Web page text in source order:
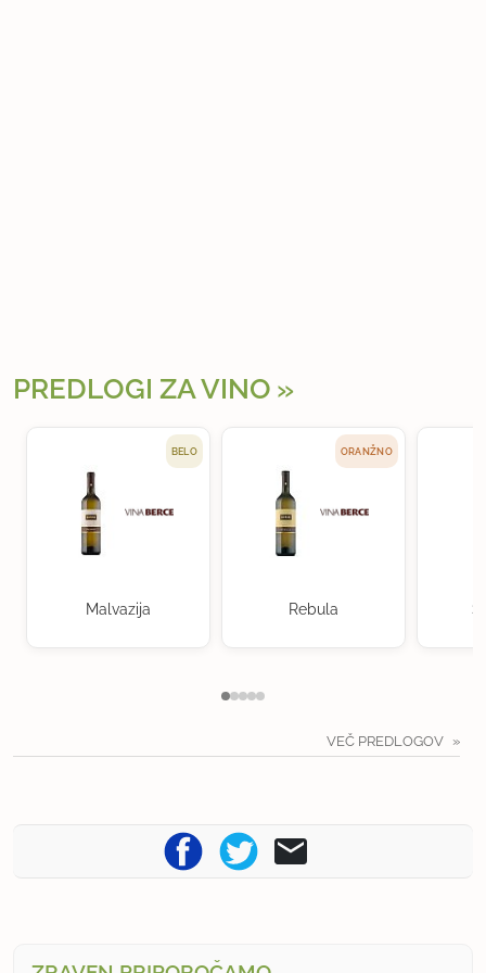
PREDLOGI ZA VINO
BELO
Malvazija
ORANŽNO
Rebula
VEČ PREDLOGOV